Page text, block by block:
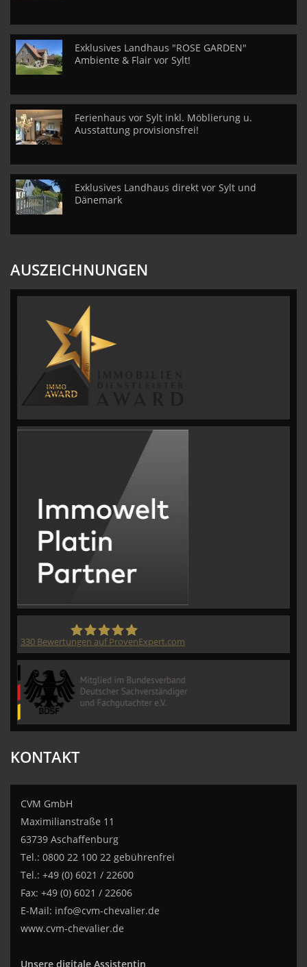
Exklusives Landhaus "ROSE GARDEN"
Ambiente & Flair vor Sylt!
Ferienhaus vor Sylt inkl. Möblierung u.
Ausstattung provisionsfrei!
Exklusives Landhaus direkt vor Sylt und
Dänemark
AUSZEICHNUNGEN
330 Bewertungen auf ProvenExpert.com
KONTAKT
CVM GmbH
Maximilianstraße 11
63739 Aschaffenburg
Tel.: 0800 22 100 22 gebührenfrei
Tel.: +49 (0) 6021 / 22600
Fax: +49 (0) 6021 / 22606
E-Mail: info@cvm-chevalier.de
www.cvm-chevalier.de
Unsere digitale Assistentin